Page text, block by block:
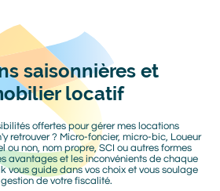
Titre
saisonnières et
locatif
Texte
offertes pour gérer mes locations
retrouver ? Micro-foncier, micro-bic, Loueur
ou non, nom propre, SCI ou autres formes
avantages et les inconvénients de chaque
vous guide dans vos choix et vous soulage
de votre fiscalité.